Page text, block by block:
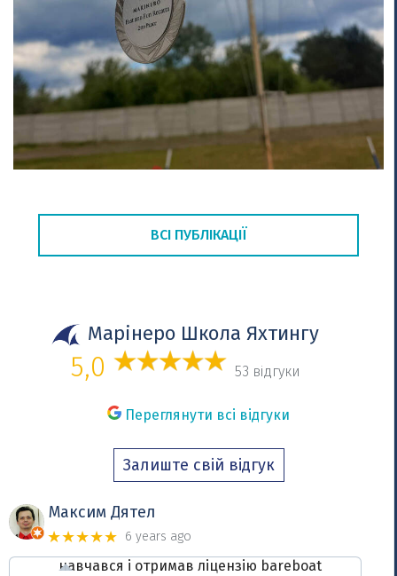
ВСІ ПУБЛІКАЦІЇ
Марінеро Школа Яхтингу
5,0 53 відгуки
Переглянути всі відгуки
Залиште свій відгук
Максим Дятел
★★★★★ 6 years ago
навчався і отримав ліцензію bareboat